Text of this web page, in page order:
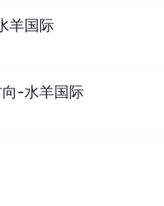
羊国际
-水羊国际